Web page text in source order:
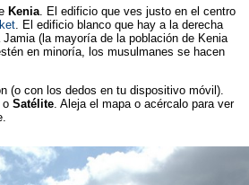
Kenia . El edificio que ves justo en el centro
. El edificio blanco que hay a la derecha
(la mayoría de la población de Kenia
en minoría, los musulmanes se hacen
(o con los dedos en tu dispositivo móvil).
o Satélite . Aleja el mapa o acércalo para ver